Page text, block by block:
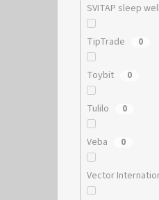
SVITAP sleep
TipTrade 0
Toybit 0
Tulilo 0
Veba 0
Vector